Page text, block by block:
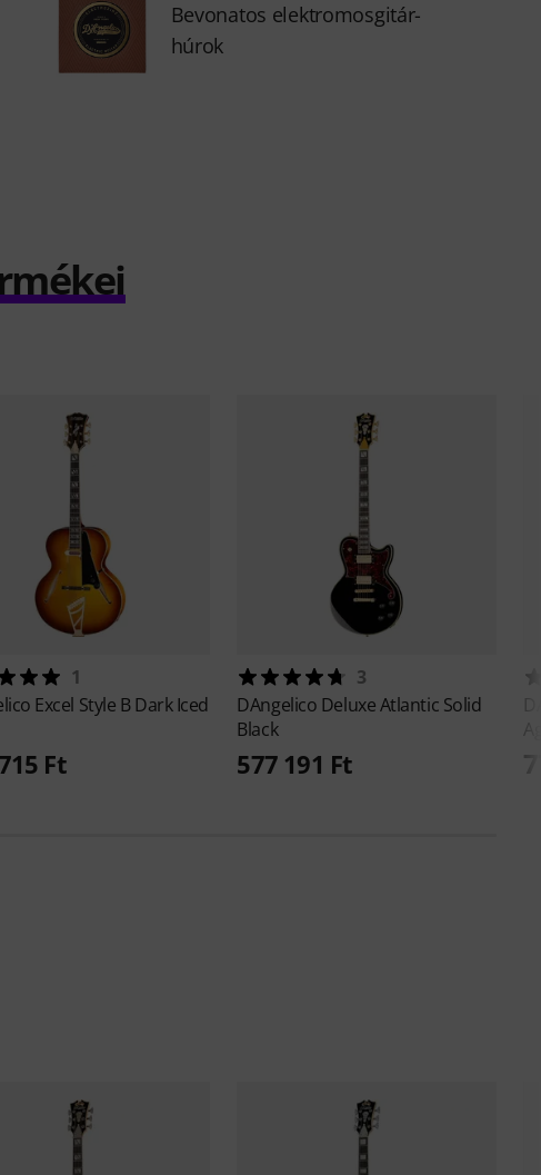
Bevonatos elektromosgitár-
húrok
1
Excel Style B Dark Iced
Ft
3
DAngelico Deluxe Atlantic Solid
Black
577 191 Ft